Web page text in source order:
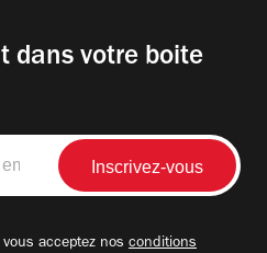
dans votre boite
acceptez nos conditions